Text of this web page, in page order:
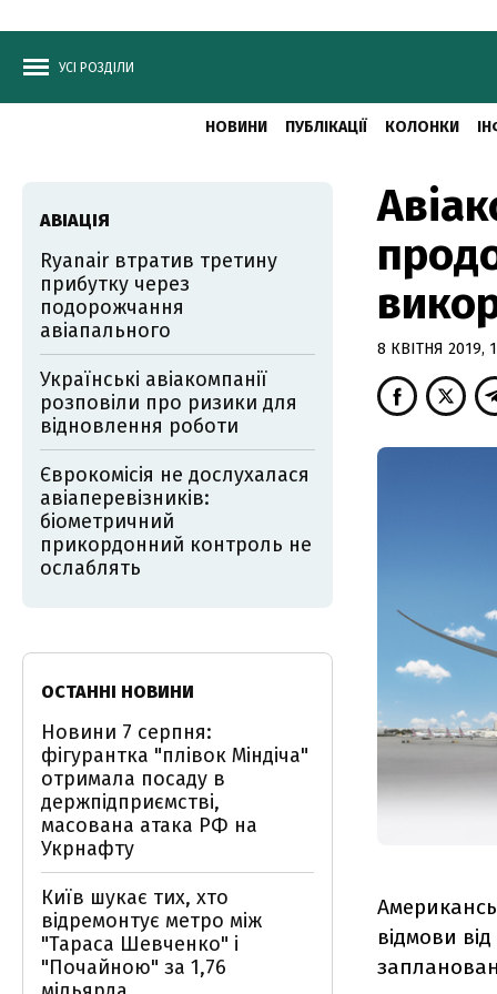
УСІ РОЗДІЛИ
НОВИНИ ПУБЛІКАЦІЇ КОЛОНКИ
8 КВІТНЯ 2019,
відмови
АВІАЦІЯ
Ryanair втратив третину
прибутку через
подорожчання
авіапального
Українські авіакомпанії
розповіли про ризики для
відновлення роботи
Єврокомісія не дослухалася
авіаперевізників:
біометричний
прикордонний контроль не
ослаблять
ОСТАННІ НОВИНИ
Новини 7 серпня:
фігурантка "плівок Міндіча"
отримала посаду в
держпідприємстві,
масована атака РФ на
Укрнафту
Київ шукає тих, хто
відремонтує метро між
"Тараса Шевченко" і
"Почайною" за 1,76